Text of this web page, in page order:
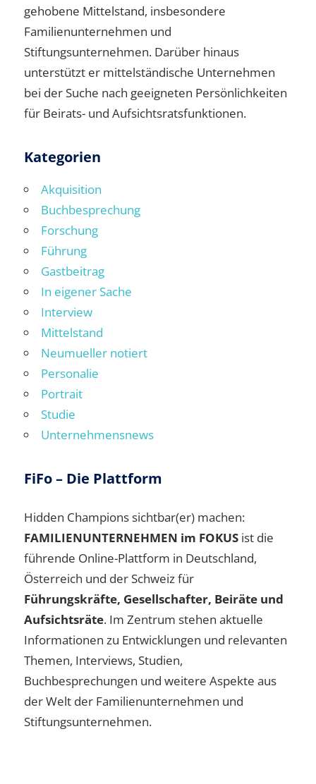
gehobene Mittelstand, insbesondere
Familienunternehmen und
Stiftungsunternehmen. Darüber hinaus
unterstützt er mittelständische Unternehmen
bei der Suche nach geeigneten Persönlichkeiten
für Beirats- und Aufsichtsratsfunktionen.
Kategorien
Akquisition
Buchbesprechung
Forschung
Führung
Gastbeitrag
In eigener Sache
Interview
Mittelstand
Neumueller notiert
Personalie
Portrait
Studie
Unternehmensnews
FiFo – Die Plattform
Hidden Champions sichtbar(er) machen:
FAMILIENUNTERNEHMEN im FOKUS ist die
führende Online-Plattform in Deutschland,
Österreich und der Schweiz für
Führungskräfte, Gesellschafter, Beiräte und
Aufsichtsräte. Im Zentrum stehen aktuelle
Informationen zu Entwicklungen und relevanten
Themen, Interviews, Studien,
Buchbesprechungen und weitere Aspekte aus
der Welt der Familienunternehmen und
Stiftungsunternehmen.